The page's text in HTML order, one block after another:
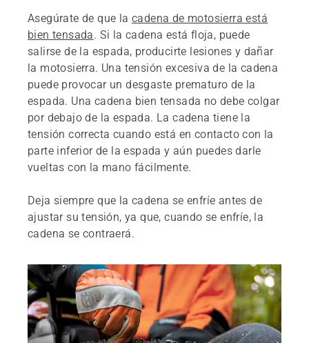
Asegúrate de que la cadena de motosierra está
bien tensada. Si la cadena está floja, puede
salirse de la espada, producirte lesiones y dañar
la motosierra. Una tensión excesiva de la cadena
puede provocar un desgaste prematuro de la
espada. Una cadena bien tensada no debe colgar
por debajo de la espada. La cadena tiene la
tensión correcta cuando está en contacto con la
parte inferior de la espada y aún puedes darle
vueltas con la mano fácilmente.
Deja siempre que la cadena se enfríe antes de
ajustar su tensión, ya que, cuando se enfríe, la
cadena se contraerá.